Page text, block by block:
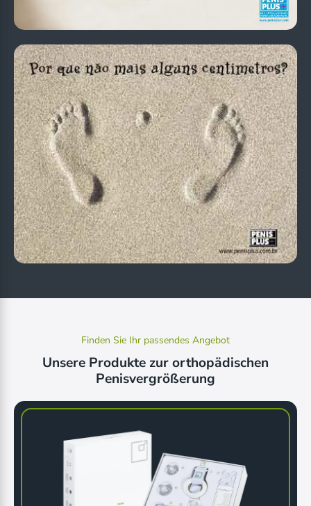
Finden Sie Ihr passendes Angebot
Unsere Produkte zur orthopädischen
Penisvergrößerung